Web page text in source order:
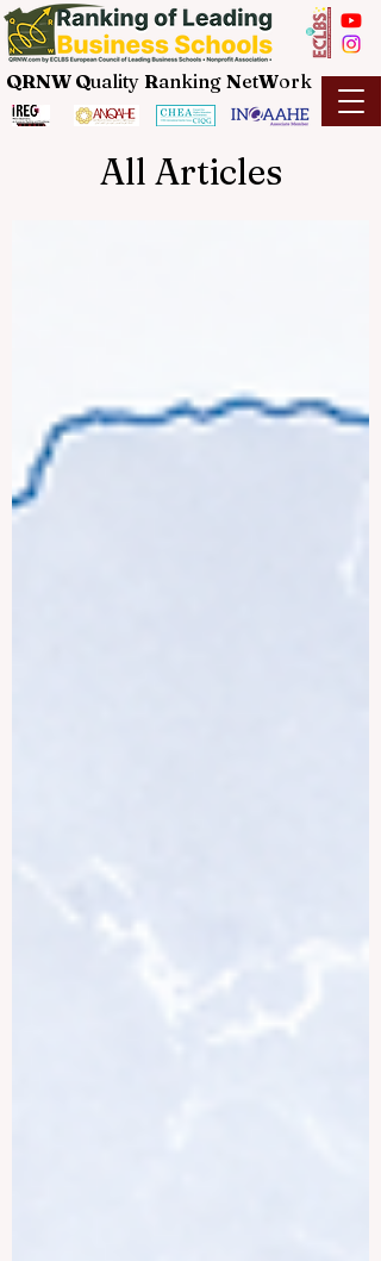
QRNW Quality Ranking NetWork
All Articles